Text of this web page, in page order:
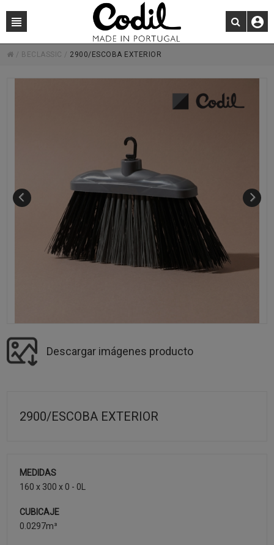
/ BECLASSIC / 2900/ESCOBA EXTERIOR
Descargar imágenes producto
2900/ESCOBA EXTERIOR
MEDIDAS
160 x 300 x 0 - 0L
CUBICAJE
0.0297m³